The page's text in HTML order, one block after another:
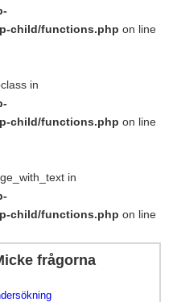
child/functions.php on line
in
child/functions.php on line
in
child/functions.php on line
frågorna